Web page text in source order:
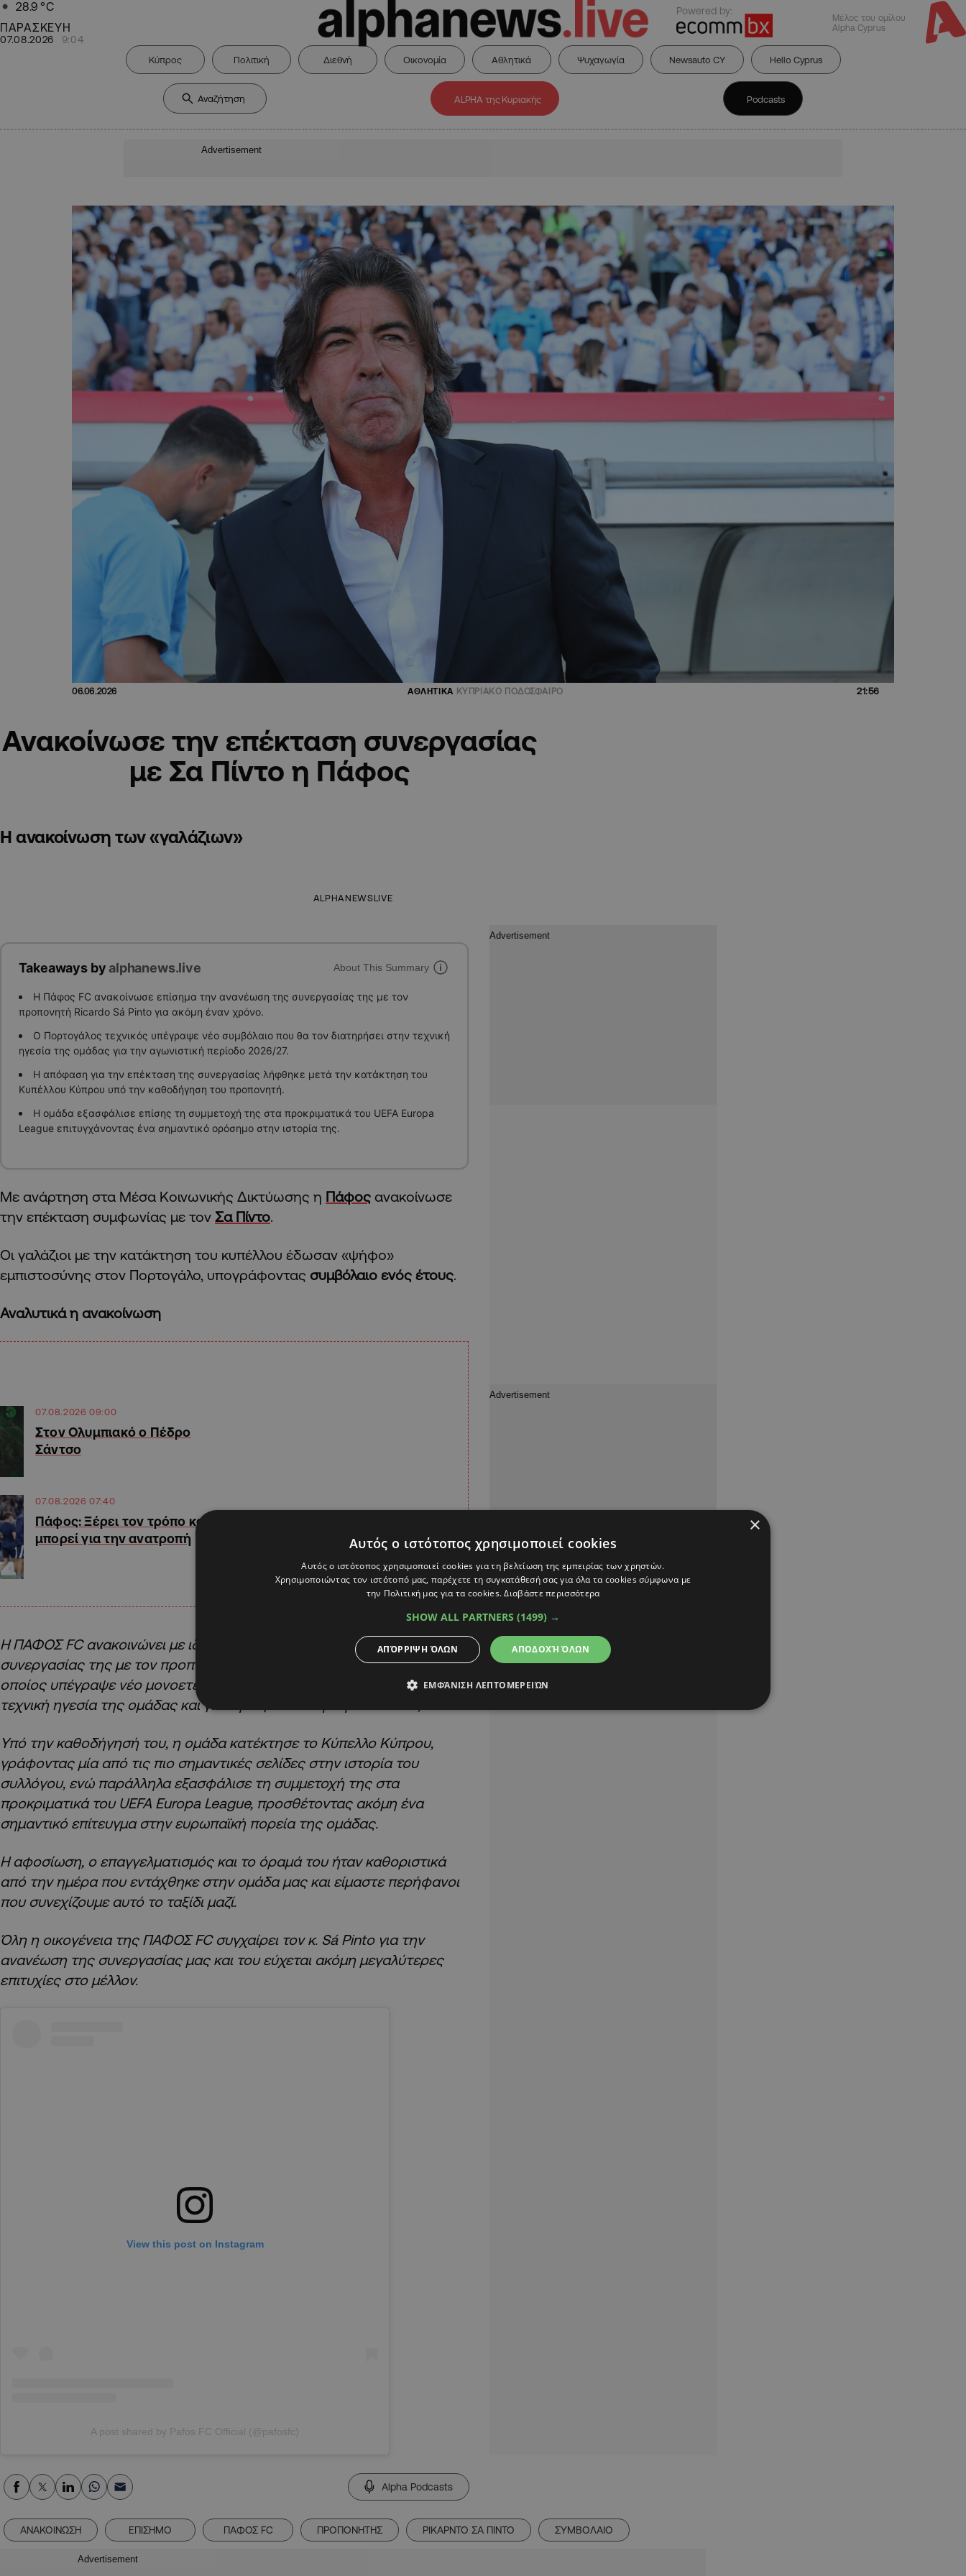
28.9 °C
ΠΑΡΑΣΚΕΥΗ
07.08.2026 9:04
Powered by:
Μέλος του ομίλου
Alpha Cyprus
Κύπρος Πολιτική Διεθνή Οικονομία Αθλητικά Ψυχαγωγία Newsauto CY Hello Cyprus
ALPHA της Κυριακής Podcasts
Advertisement
06.06.2026 ΑΘΛΗΤΙΚΑ ΚΥΠΡΙΑΚΟ ΠΟΔΟΣΦΑΙΡΟ 21:56
Ανακοίνωσε την επέκταση συνεργασίας
με Σα Πίντο η Πάφος
Η ανακοίνωση των «γαλάζιων»
ALPHANEWSLIVE
Takeaways byalphanews.live About This Summary
Η Πάφος FC ανακοίνωσε επίσημα την ανανέωση της συνεργασίας της με τον
προπονητή Ricardo Sá Pinto για ακόμη έναν χρόνο.
Ο Πορτογάλος τεχνικός υπέγραψε νέο συμβόλαιο που θα τον διατηρήσει στην τεχνική
ηγεσία της ομάδας για την αγωνιστική περίοδο 2026/27.
Η απόφαση για την επέκταση της συνεργασίας λήφθηκε μετά την κατάκτηση του
Κυπέλλου Κύπρου υπό την καθοδήγηση του προπονητή.
Η ομάδα εξασφάλισε επίσης τη συμμετοχή της στα προκριματικά του UEFA Europa
League επιτυγχάνοντας ένα σημαντικό ορόσημο στην ιστορία της.
Με ανάρτηση στα Μέσα Κοινωνικής Δικτύωσης η Πάφος ανακοίνωσε
την επέκταση συμφωνίας με τον Σα Πίντο.
Οι γαλάζιοι με την κατάκτηση του κυπέλλου έδωσαν «ψήφο»
εμπιστοσύνης στον Πορτογάλο, υπογράφοντας συμβόλαιο ενός έτους.
Αναλυτικά η ανακοίνωση
07.08.2026 09:00
Στον Ολυμπιακό ο Πέδρο
Σάντσο
07.08.2026 07:40
Πάφος: Ξέρει τον τρόπο και
μπορεί για την ανατροπή
Η ΠΑΦΟΣ FC ανακοινώνει με ιδιαίτερη χαρά την επέκταση της
συνεργασίας της με τον προπονητή της ομάδας, Ricardo Sá Pinto, ο
οποίος υπέγραψε νέο μονοετές συμβόλαιο και θα παραμείνει στην
τεχνική ηγεσία της ομάδας και για την αγωνιστική περίοδο 2026/27.
Υπό την καθοδήγησή του, η ομάδα κατέκτησε το Κύπελλο Κύπρου,
γράφοντας μία από τις πιο σημαντικές σελίδες στην ιστορία του
συλλόγου, ενώ παράλληλα εξασφάλισε τη συμμετοχή της στα
προκριματικά του UEFA Europa League, προσθέτοντας ακόμη ένα
σημαντικό επίτευγμα στην ευρωπαϊκή πορεία της ομάδας.
Η αφοσίωση, ο επαγγελματισμός και το όραμά του ήταν καθοριστικά
από την ημέρα που εντάχθηκε στην ομάδα μας και είμαστε περήφανοι
που συνεχίζουμε αυτό το ταξίδι μαζί.
Όλη η οικογένεια της ΠΑΦΟΣ FC συγχαίρει τον κ. Sá Pinto για την
ανανέωση της συνεργασίας μας και του εύχεται ακόμη μεγαλύτερες
επιτυχίες στο μέλλον.
View this post on Instagram
A post shared by Pafos FC Official (@pafosfc)
Alpha Podcasts
ΑΝΑΚΟΙΝΩΣΗ ΕΠΙΣΗΜΟ ΠΑΦΟΣ FC ΠΡΟΠΟΝΗΤΗΣ ΡΙΚΑΡΝΤΟ ΣΑ ΠΙΝΤΟ ΣΥΜΒΟΛΑΙΟ
Advertisement
×
Αυτός ο ιστότοπος χρησιμοποιεί cookies
Αυτός ο ιστότοπος χρησιμοποιεί cookies για τη βελτίωση της εμπειρίας των χρηστών.
Χρησιμοποιώντας τον ιστότοπό μας, παρέχετε τη συγκατάθεσή σας για όλα τα cookies σύμφωνα με
την Πολιτική μας για τα cookies.Διαβάστε περισσότερα
SHOW ALL PARTNERS (1499) →
ΑΠΟΔΟΧΉ ΌΛΩΝ
ΑΠΌΡΡΙΨΗ ΌΛΩΝ
ΕΜΦΆΝΙΣΗ ΛΕΠΤΟΜΕΡΕΙΏΝ